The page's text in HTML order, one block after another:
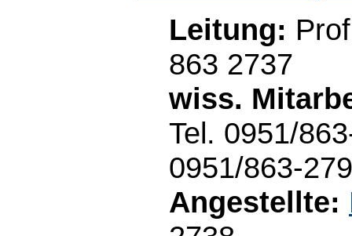
Leitung:
863 2737
wiss.
Tel. 0951/
0951/863-
Angestellte: